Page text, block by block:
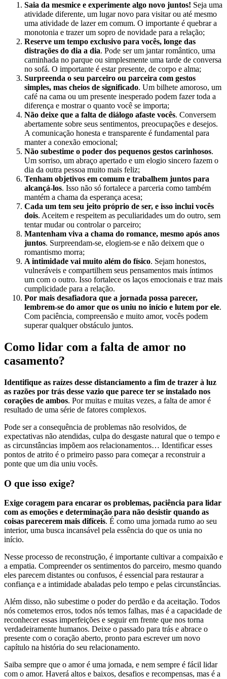
Saia da mesmice e experimente algo novo juntos! Seja uma
atividade diferente, um lugar novo para visitar ou até mesmo
uma atividade de lazer em comum. O importante é quebrar a
monotonia e trazer um sopro de novidade para a relação;
Reserve um tempo exclusivo para vocês, longe das
distrações do dia a dia. Pode ser um jantar romântico, uma
caminhada no parque ou simplesmente uma tarde de conversa
no sofá. O importante é estar presente, de corpo e alma;
Surpreenda o seu parceiro ou parceira com gestos
simples, mas cheios de significado. Um bilhete amoroso, um
café na cama ou um presente inesperado podem fazer toda a
diferença e mostrar o quanto você se importa;
Não deixe que a falta de diálogo afaste vocês. Conversem
abertamente sobre seus sentimentos, preocupações e desejos.
A comunicação honesta e transparente é fundamental para
manter a conexão emocional;
Não subestime o poder dos pequenos gestos carinhosos.
Um sorriso, um abraço apertado e um elogio sincero fazem o
dia da outra pessoa muito mais feliz;
Tenham objetivos em comum e trabalhem juntos para
alcançá-los. Isso não só fortalece a parceria como também
mantém a chama da esperança acesa;
Cada um tem seu jeito próprio de ser, e isso inclui vocês
dois. Aceitem e respeitem as peculiaridades um do outro, sem
tentar mudar ou controlar o parceiro;
Mantenham viva a chama do romance, mesmo após anos
juntos. Surpreendam-se, elogiem-se e não deixem que o
romantismo morra;
A intimidade vai muito além do físico. Sejam honestos,
vulneráveis e compartilhem seus pensamentos mais íntimos
um com o outro. Isso fortalece os laços emocionais e traz mais
cumplicidade para a relação.
Por mais desafiadora que a jornada possa parecer,
lembrem-se do amor que os uniu no início e lutem por ele.
Com paciência, compreensão e muito amor, vocês podem
superar qualquer obstáculo juntos.
Como lidar com a falta de amor no
casamento?
Identifique as raízes desse distanciamento a fim de trazer à luz
as razões por trás desse vazio que parece ter se instalado nos
corações de ambos. Por muitas e muitas vezes, a falta de amor é
resultado de uma série de fatores complexos.
Pode ser a consequência de problemas não resolvidos, de
expectativas não atendidas, culpa do desgaste natural que o tempo e
as circunstâncias impõem aos relacionamentos… Identificar esses
pontos de atrito é o primeiro passo para começar a reconstruir a
ponte que um dia uniu vocês.
O que isso exige?
Exige coragem para encarar os problemas, paciência para lidar
com as emoções e determinação para não desistir quando as
coisas parecerem mais difíceis. É como uma jornada rumo ao seu
interior, uma busca incansável pela essência do que os unia no
início.
Nesse processo de reconstrução, é importante cultivar a compaixão e
a empatia. Compreender os sentimentos do parceiro, mesmo quando
eles parecem distantes ou confusos, é essencial para restaurar a
confiança e a intimidade abaladas pelo tempo e pelas circunstâncias.
Além disso, não subestime o poder do perdão e da aceitação. Todos
nós cometemos erros, todos nós temos falhas, mas é a capacidade de
reconhecer essas imperfeições e seguir em frente que nos torna
verdadeiramente humanos. Deixe o passado para trás e abrace o
presente com o coração aberto, pronto para escrever um novo
capítulo na história do seu relacionamento.
Saiba sempre que o amor é uma jornada, e nem sempre é fácil lidar
com o amor. Haverá altos e baixos, desafios e recompensas, mas é a